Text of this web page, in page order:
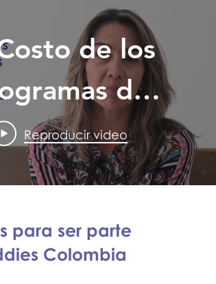
de los
de
Fundación
Reproducir video
para ser parte
Colombia